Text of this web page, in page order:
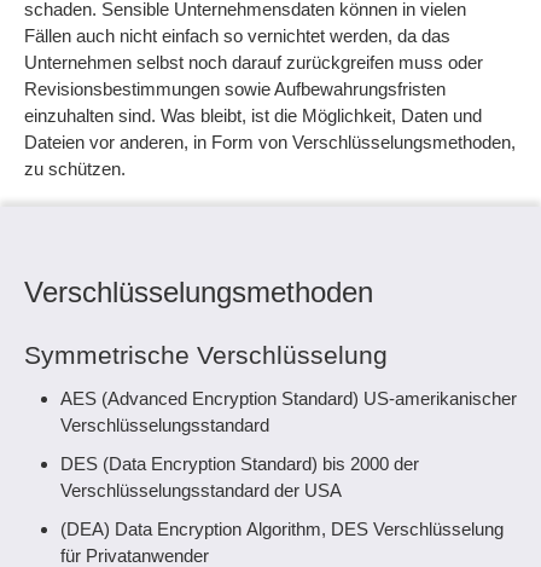
schaden. Sensible Unternehmensdaten können in vielen
Fällen auch nicht einfach so vernichtet werden, da das
Unternehmen selbst noch darauf zurückgreifen muss oder
Revisionsbestimmungen sowie Aufbewahrungsfristen
einzuhalten sind. Was bleibt, ist die Möglichkeit, Daten und
Dateien vor anderen, in Form von Verschlüsselungsmethoden,
zu schützen.
Verschlüsselungsmethoden
Symmetrische Verschlüsselung
AES (Advanced Encryption Standard) US-amerikanischer
Verschlüsselungsstandard
DES (Data Encryption Standard) bis 2000 der
Verschlüsselungsstandard der USA
(DEA) Data Encryption Algorithm, DES Verschlüsselung
für Privatanwender